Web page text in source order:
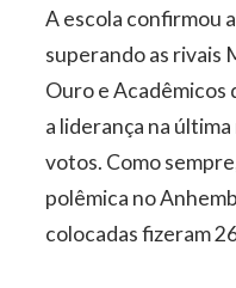
A escola confirmou
superando as rivais
Ouro e Acadêmicos
a liderança na
votos. Como
polêmica no
colocadas fizeram